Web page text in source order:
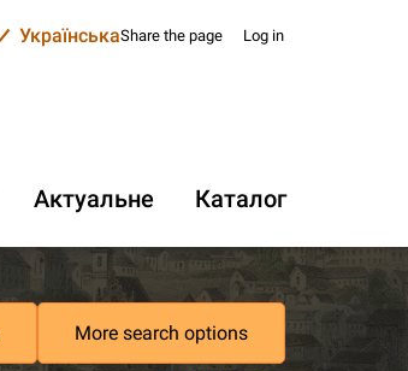
УкраїнськаShare the page Log in
Актуальне Каталог
More search options